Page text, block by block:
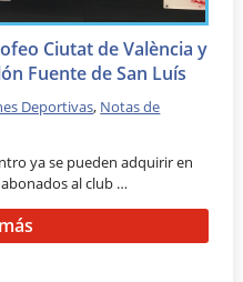
Ciutat de València y
Fuente de San Luís
Deportivas, Notas de
ya se pueden adquirir en
al club …